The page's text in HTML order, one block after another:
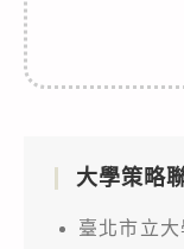
大學策略
臺北市立大